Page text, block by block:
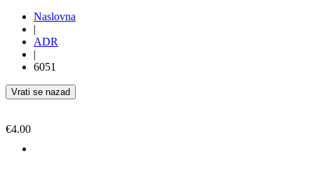
Naslovna
|
ADR
|
6051
Vrati se nazad
€4.00